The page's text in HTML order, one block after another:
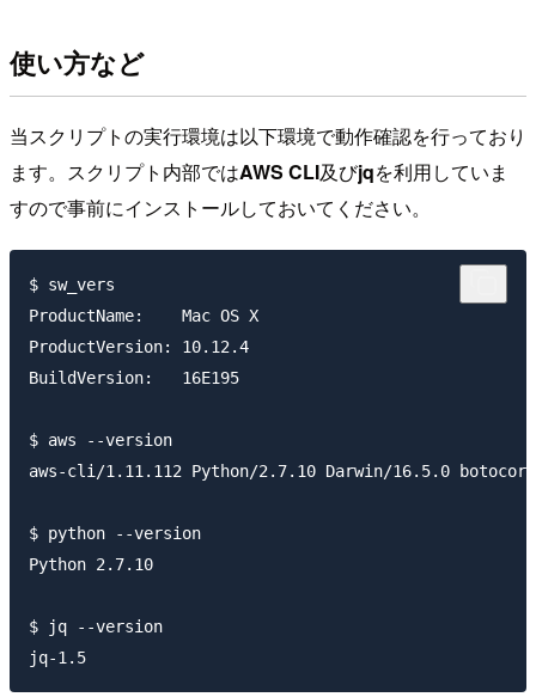
使い方など
当スクリプトの実行環境は以下環境で動作確認を行っており
ます。スクリプト内部ではAWS CLI及びjqを利用していま
すので事前にインストールしておいてください。
$ sw_vers
ProductName:	Mac OS X
ProductVersion:	10.12.4
BuildVersion:	16E195
$ aws --version
aws-cli/1.11.112 Python/2.7.10 Darwin/16.5.0
$ python --version
Python 2.7.10
$ jq --version